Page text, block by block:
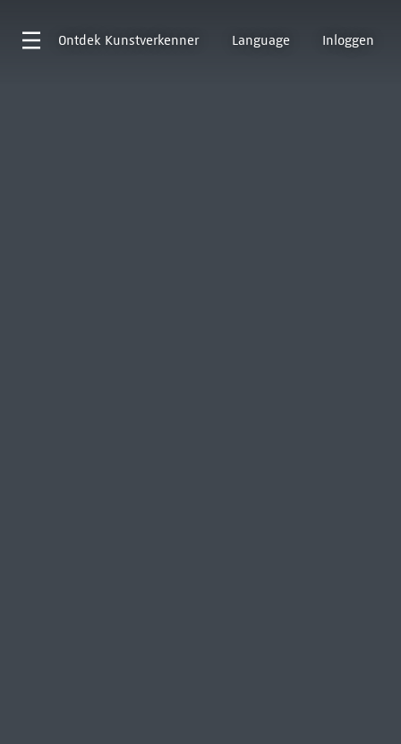
Ontdek Kunstverkenner Language Inloggen